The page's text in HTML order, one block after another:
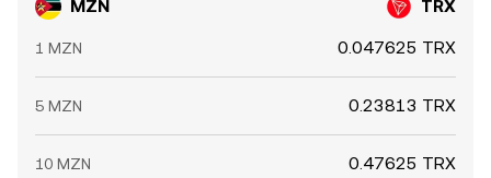
MZN TRX
1 MZN 0.047625 TRX
5 MZN 0.23813 TRX
10 MZN 0.47625 TRX